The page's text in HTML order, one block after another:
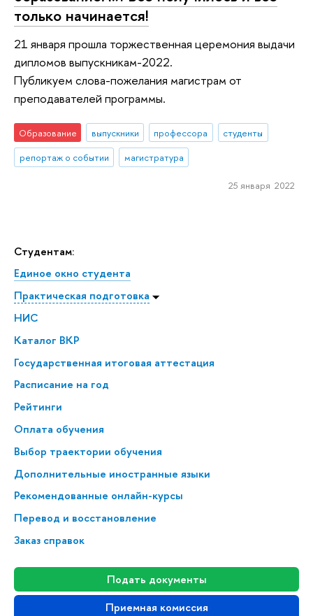
Студентам:
Единое окно студента
Практическая подготовка
НИС
Каталог ВКР
Государственная итоговая аттестация
Расписание на год
Рейтинги
Оплата обучения
Выбор траектории обучения
Дополнительные иностранные языки
Рекомендованные онлайн-курсы
Перевод и восстановление
Заказ справок
Подать документы
Приемная комиссия
только начинается!
21 января прошла торжественная церемония выдачи
дипломов выпускникам-2022.
Публикуем слова-пожелания магистрам от
преподавателей программы.
Образование выпускники профессора
студенты
репортаж о событии
магистратура
25 января 2022